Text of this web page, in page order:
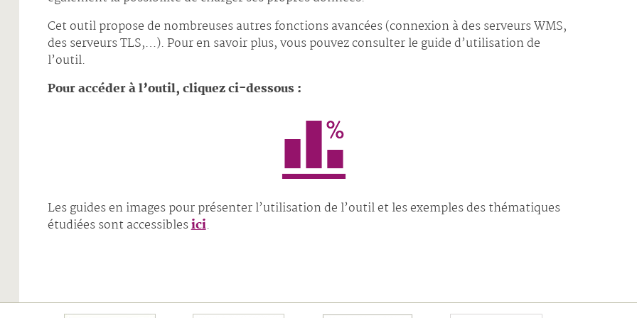
Cet outil propose de nombreuses autres fonctions avancées (connexion à des serveurs WMS,
des serveurs TLS,…). Pour en savoir plus, vous pouvez consulter le guide d’utilisation de
l’outil.
Pour accéder à l’outil, cliquez ci-dessous :
Les guides en images pour présenter l’utilisation de l’outil et les exemples des thématiques
étudiées sont accessiblesici.